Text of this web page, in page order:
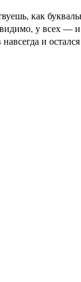
как
видимо, у всех —
и